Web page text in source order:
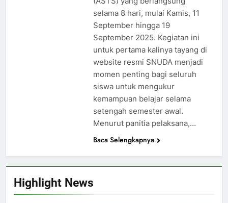
Highlight News
selama 8 hari, mulai Kamis, 11
September hingga 19
September 2025. Kegiatan ini
untuk pertama kalinya tayang di
website resmi SNUDA menjadi
momen penting bagi seluruh
siswa untuk mengukur
kemampuan belajar selama
setengah semester awal.
Menurut panitia pelaksana,…
Baca Selengkapnya